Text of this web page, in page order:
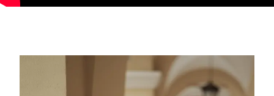
bankuose, logistikos įmonėse ar shared service
samdomu specialistu, kūrybos ir komunikacijos
srityje kurti turinį, versti, redaguoti arba įsteigti savo
įmonę ar projektą. Trumpai tariant, ši programa